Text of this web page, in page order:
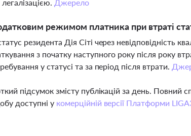
Джерело
режимом платника при втраті
резидента Дія Сіті через невідповідність
з початку наступного року після року
у статусі та за період після втрати.
підсумок змісту публікацій за день. Повний
доступні у комерційній версії Платформи